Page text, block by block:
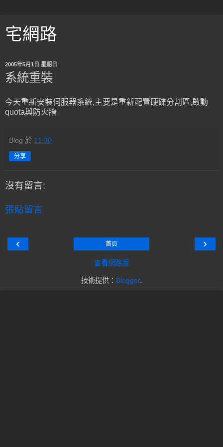
宅網路
2005年5月1日 星期日
系統重裝
今天重新安裝伺服器系統,主要是重新配置硬碟分割區,啟動
quota與防火牆
Blog 於 11:30
分享
沒有留言:
張貼留言
‹ ›
首頁
查看網路版
技術提供： Blogger.